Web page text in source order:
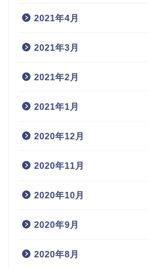
2021年4月
2021年3月
2021年2月
2021年1月
2020年12月
2020年11月
2020年10月
2020年9月
2020年8月